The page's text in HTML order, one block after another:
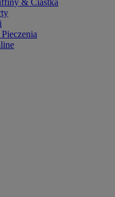
& Ciastka